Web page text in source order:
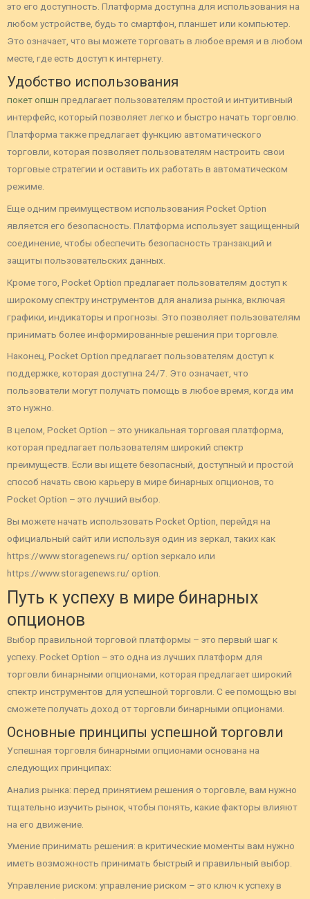
это его доступность. Платформа доступна для использования на
любом устройстве, будь то смартфон, планшет или компьютер.
Это означает, что вы можете торговать в любое время и в любом
месте, где есть доступ к интернету.
Удобство использования
покет опшн предлагает пользователям простой и интуитивный
интерфейс, который позволяет легко и быстро начать торговлю.
Платформа также предлагает функцию автоматического
торговли, которая позволяет пользователям настроить свои
торговые стратегии и оставить их работать в автоматическом
режиме.
Еще одним преимуществом использования Pocket Option
является его безопасность. Платформа использует защищенный
соединение, чтобы обеспечить безопасность транзакций и
защиты пользовательских данных.
Кроме того, Pocket Option предлагает пользователям доступ к
широкому спектру инструментов для анализа рынка, включая
графики, индикаторы и прогнозы. Это позволяет пользователям
принимать более информированные решения при торговле.
Наконец, Pocket Option предлагает пользователям доступ к
поддержке, которая доступна 24/7. Это означает, что
пользователи могут получать помощь в любое время, когда им
это нужно.
В целом, Pocket Option – это уникальная торговая платформа,
которая предлагает пользователям широкий спектр
преимуществ. Если вы ищете безопасный, доступный и простой
способ начать свою карьеру в мире бинарных опционов, то
Pocket Option – это лучший выбор.
Вы можете начать использовать Pocket Option, перейдя на
официальный сайт или используя один из зеркал, таких как
https://www.storagenews.ru/ option зеркало или
https://www.storagenews.ru/ option.
Путь к успеху в мире бинарных
опционов
Выбор правильной торговой платформы – это первый шаг к
успеху. Pocket Option – это одна из лучших платформ для
торговли бинарными опционами, которая предлагает широкий
спектр инструментов для успешной торговли. С ее помощью вы
сможете получать доход от торговли бинарными опционами.
Основные принципы успешной торговли
Успешная торговля бинарными опционами основана на
следующих принципах:
Анализ рынка: перед принятием решения о торговле, вам нужно
тщательно изучить рынок, чтобы понять, какие факторы влияют
на его движение.
Умение принимать решения: в критические моменты вам нужно
иметь возможность принимать быстрый и правильный выбор.
Управление риском: управление риском – это ключ к успеху в